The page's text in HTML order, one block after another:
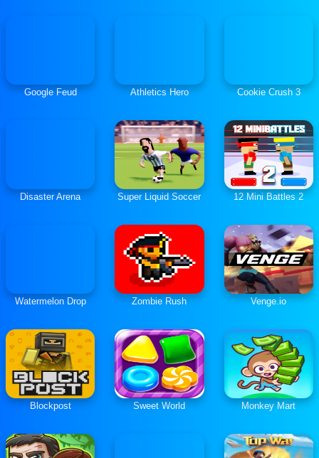
Google Feud Athletics Hero Cookie Crush 3
Disaster Arena Super Liquid Soccer 12 Mini Battles 2
Watermelon Drop Zombie Rush Venge.io
Blockpost Sweet World Monkey Mart